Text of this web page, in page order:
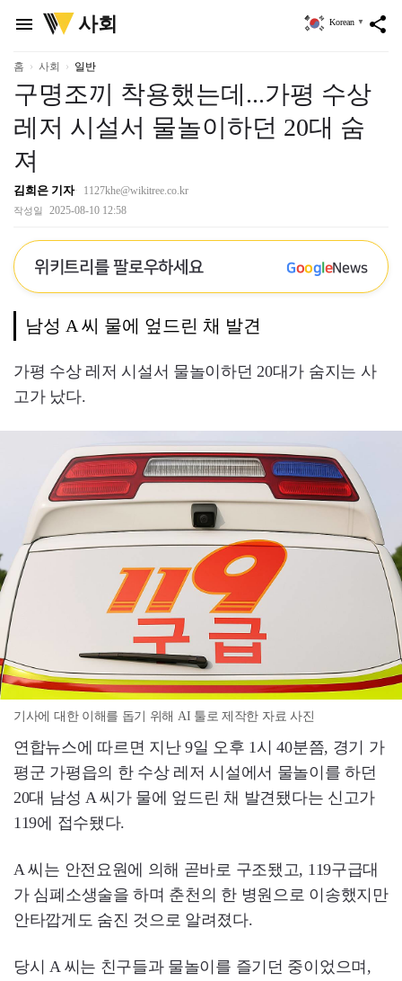
menu
위
키
리
사회 share
Korean ▼
홈 사회 일반
구명조끼 착용했는데...가평 수상
레저 시설서 물놀이하던 20대 숨
져
김희은 기자 1127khe@wikitree.co.kr
작성일 2025-08-10 12:58
위키트리를 팔로우하세요 GoogleNews
남성 A 씨 물에 엎드린 채 발견
가평 수상 레저 시설서 물놀이하던 20대가 숨지는 사
고가 났다.
기사에 대한 이해를 돕기 위해 AI 툴로 제작한 자료 사진
연합뉴스에 따르면 지난 9일 오후 1시 40분쯤, 경기 가
평군 가평읍의 한 수상 레저 시설에서 물놀이를 하던
20대 남성 A 씨가 물에 엎드린 채 발견됐다는 신고가
119에 접수됐다.
A 씨는 안전요원에 의해 곧바로 구조됐고, 119구급대
가 심폐소생술을 하며 춘천의 한 병원으로 이송했지만
안타깝게도 숨진 것으로 알려졌다.
당시 A 씨는 친구들과 물놀이를 즐기던 중이었으며,